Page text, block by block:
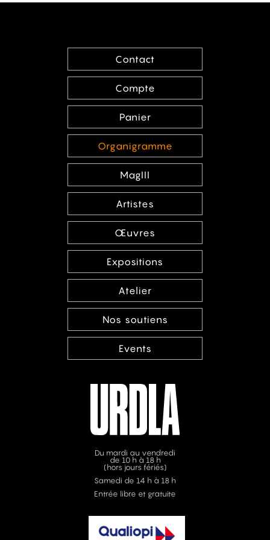
Contact
Compte
Panier
Organigramme
MagIII
Artistes
Œuvres
Expositions
Atelier
Nos soutiens
Events
Du mardi au vendredi
de 10 h à 18 h
(hors jours fériés)
Samedi de 14 h à 18 h
Entrée libre et gratuite